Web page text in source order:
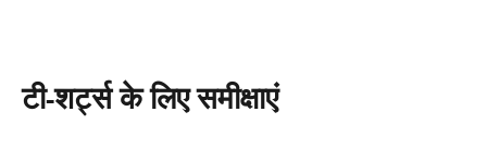
टी-शर्ट्स के लिए समीक्षाएं